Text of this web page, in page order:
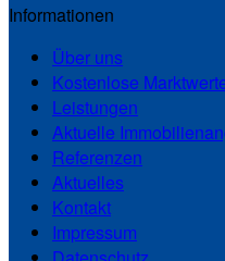
Informationen
Über uns
Kostenlose
Leistungen
Aktuelle
Referenzen
Aktuelles
Kontakt
Impressum